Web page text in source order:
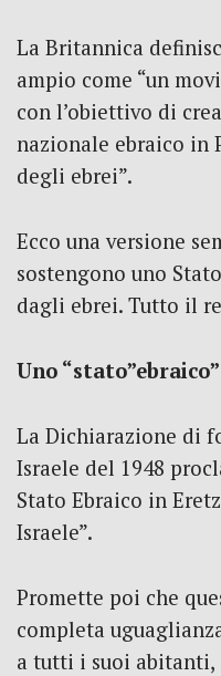
La Britannica
ampio come “un
con l’obiettivo di
nazionale ebraico in
degli ebrei”.
Ecco una versione
sostengono uno
dagli ebrei. Tutto il
Uno
La Dichiarazione di
Israele del 1948
Stato Ebraico in
Israele”.
Promette poi che
completa
a tutti i suoi abitanti,